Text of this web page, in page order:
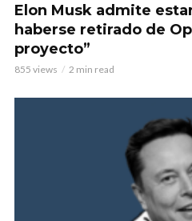
Elon Musk admite
haberse retirado de
proyecto”
855 views 2 min read